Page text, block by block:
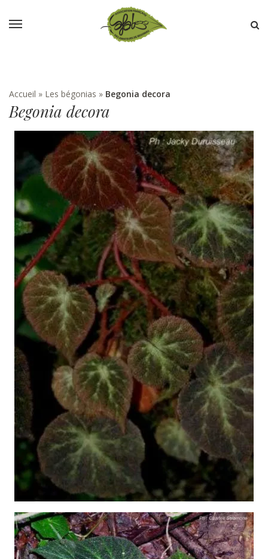
Accueil » Les bégonias » Begonia decora
Begonia decora